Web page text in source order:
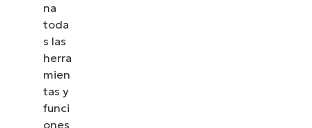
na
toda
s las
herra
mien
tas y
funci
ones